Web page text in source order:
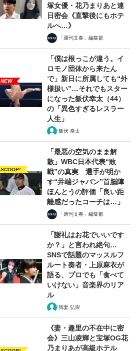
2/16
塚女優・花乃まりあと連
日密会《直撃後にもホテ
ルへ…》
「週刊文春」編集部
NEW
「僕は根っこが違う。イ
ロモノ団体から来たん
で」新日に所属しても“外
様扱い”…それでもスター
になった飯伏幸太（44）
の「異色すぎるレスラー
人生」
飯伏 幸太
SCOOP!
「最悪の空気のまま解
散」WBC日本代表“敗
戦”の真実 選手が明か
す“井端ジャパン”首脳陣
ほんとうの評価「良い距
離感だったコーチは…」
「週刊文春」編集部
「謝礼はお花でいいです
か？」と言われ絶句…
SNSで話題のマッスルフ
ルート奏者・上原麻衣が
語る、プロでも「食べて
いけない」音楽界のリア
ル
我妻 弘崇
《妻・趣里の不在中に密
会》三山凌輝と宝塚OG花
乃まりあが高級ホテル